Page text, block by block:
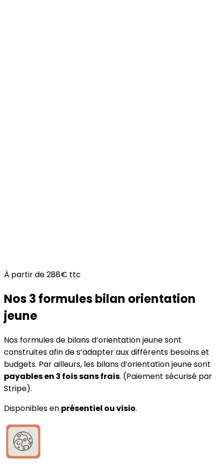
À partir de 288€ ttc
Nos 3 formules bilan orientation
jeune
Nos formules de bilans d’orientation jeune sont
construites afin de s’adapter aux différents besoins et
budgets. Par ailleurs, les bilans d’orientation jeune sont
payables en 3 fois sans frais. (Paiement sécurisé par
Stripe).
Disponibles en présentiel ou visio.